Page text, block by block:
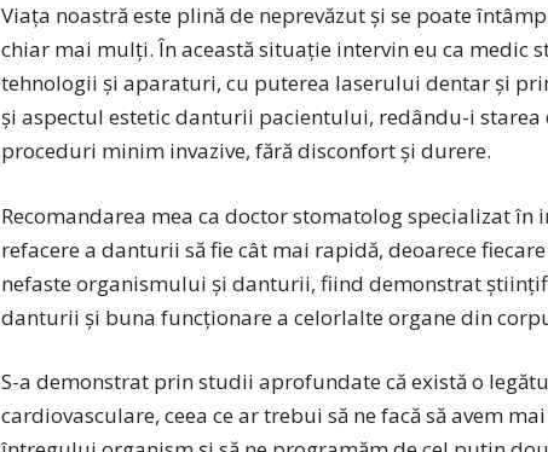
Viața noastră este plină de neprevăzut și se poate
chiar mai mulți. În această situație intervin eu ca
tehnologii și aparaturi, cu puterea laserului dentar și
și aspectul estetic danturii pacientului, redându-i
proceduri minim invazive, fără disconfort și durere.
Recomandarea mea ca doctor stomatolog specializat
refacere a danturii să fie cât mai rapidă, deoarece
nefaste organismului și danturii, fiind demonstrat
danturii și buna funcționare a celorlalte organe din
S-a demonstrat prin studii aprofundate că există o
cardiovasculare, ceea ce ar trebui să ne facă să avem